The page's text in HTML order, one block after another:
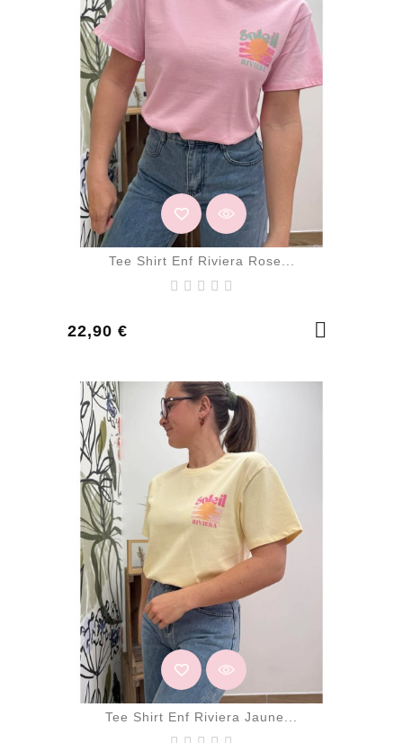
Tee Shirt Enf Riviera Rose...
22,90 €
Prix
Tee Shirt Enf Riviera Jaune...